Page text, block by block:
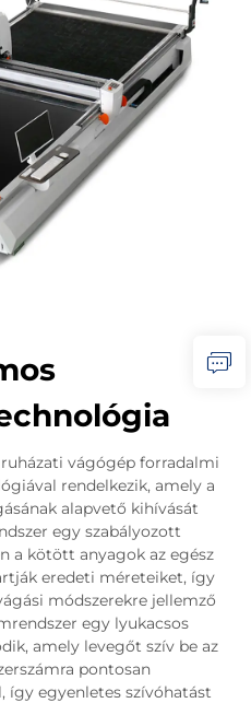
vágógép forradalmi
rendelkezik, amely a
alapvető kihívását
egy szabályozott
a kötött anyagok az egész
eredeti méreteiket, így
módszerekre jellemző
egy lyukacsos
amely levegőt szív be az
pontosan
így egyenletes szívóhatást